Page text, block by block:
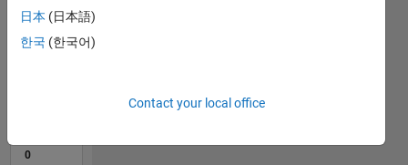
0
日本 (日本語)
한국 (한국어)
Contact your local office